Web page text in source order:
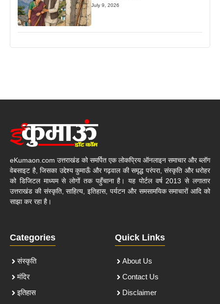
July 9, 2026
eKumaon.com उत्तराखंड को समर्पित एक लोकप्रिय ऑनलाइन समाचार और ब्लॉग
वेबसाइट है, जिसका उद्देश्य कुमाऊँ और गढ़वाल की समृद्ध परंपरा, संस्कृति और धरोहर
को डिजिटल माध्यम से लोगों तक पहुँचाना है। यह पोर्टल वर्ष 2013 से लगातार
उत्तराखंड की संस्कृति, साहित्य, इतिहास, पर्यटन और समसामयिक समाचारों आदि को
साझा कर रहा है।
Categories
संस्कृति
मंदिर
इतिहास
Quick Links
About Us
Contact Us
Disclaimer